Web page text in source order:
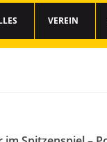
VEREIN